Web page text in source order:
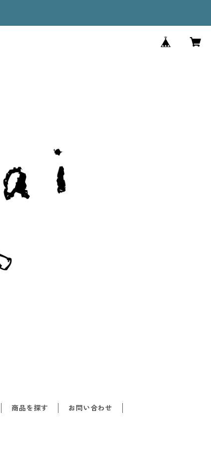
商品を探す お問い合わせ